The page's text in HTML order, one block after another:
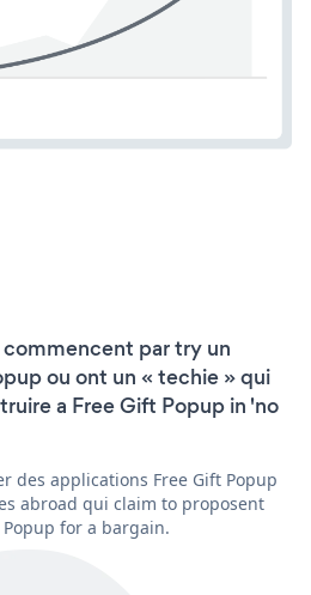
par try un
ou ont un « techie » qui
a Free Gift Popup in 'no
des applications Free Gift Popup
abroad qui claim to proposent
for a bargain.